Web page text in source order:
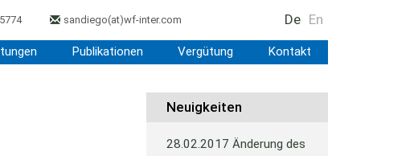
sandiego(at)wf-inter.com De En
Publikationen Vergütung Kontakt
Neuigkeiten
28.02.2017Änderung des